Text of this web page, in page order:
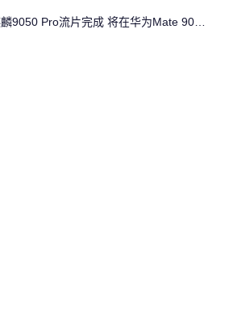
9050 Pro流片完成 将在华为Mate 90首发